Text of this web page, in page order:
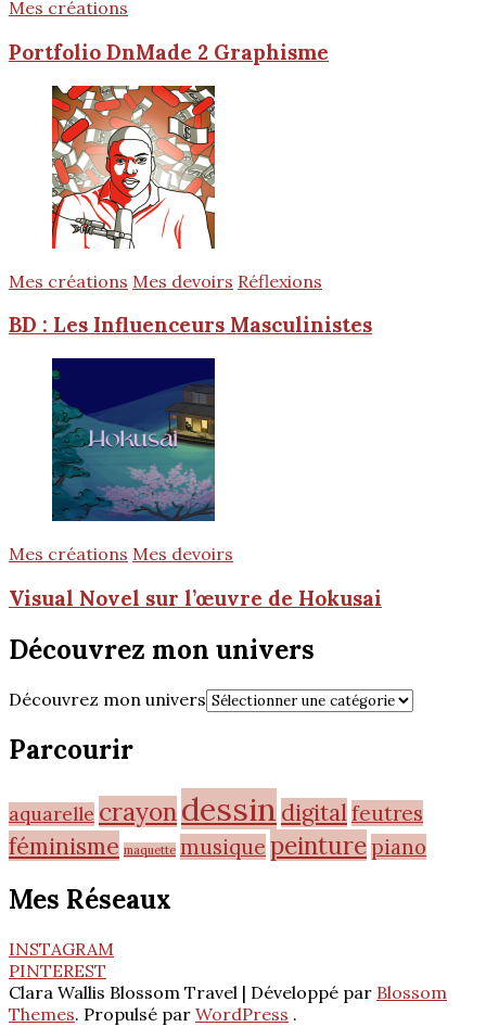
Mes créations
Portfolio DnMade 2 Graphisme
Mes créations Mes devoirs Réflexions
BD : Les Influenceurs Masculinistes
Mes créations Mes devoirs
Visual Novel sur l’œuvre de Hokusai
Découvrez mon univers
Découvrez mon univers
Parcourir
aquarelle crayondessin digitalfeutres
féminisme maquette musique peinturepiano
Mes Réseaux
INSTAGRAM
PINTEREST
Clara Wallis Blossom Travel | Développé par Blossom
Themes. Propulsé par WordPress .